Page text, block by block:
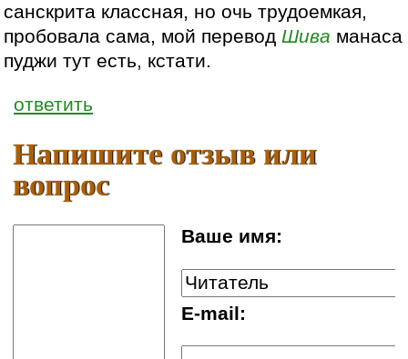
санскрита классная, но очь трудоемкая,
пробовала сама, мой переводШива манаса
пуджи тут есть, кстати.
ответить
Напишите отзыв или
вопрос
Ваше имя:
E-mail: